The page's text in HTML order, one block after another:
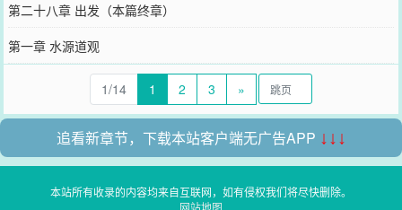
第二十八章 出发（本篇终章）
第一章 水源道观
1/14 1 2 3 »
追看新章节，下载本站客户端无广告APP ↓↓↓
本站所有收录的内容均来自互联网，如有侵权我们将尽快删除。
网站地图